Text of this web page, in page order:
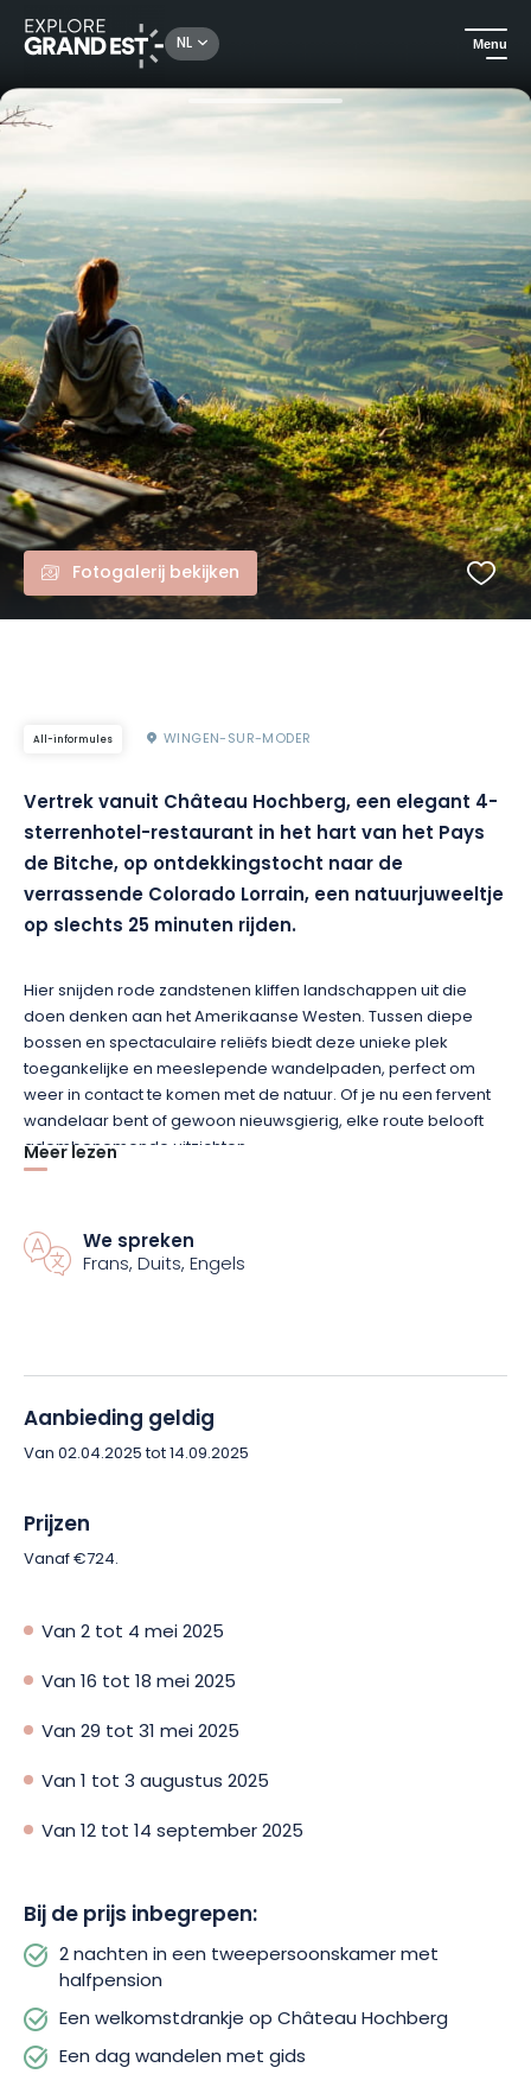
NL Menu
Kijk je ogen uit in de Grand Est Weekendwandeling op Château Hochberg
Fotogalerij bekijken
All-informules WINGEN-SUR-MODER
Vertrek vanuit Château Hochberg, een elegant 4-
sterrenhotel-restaurant in het hart van het Pays
de Bitche, op ontdekkingstocht naar de
verrassende Colorado Lorrain, een natuurjuweeltje
op slechts 25 minuten rijden.
Hier snijden rode zandstenen kliffen landschappen uit die
doen denken aan het Amerikaanse Westen. Tussen diepe
bossen en spectaculaire reliëfs biedt deze unieke plek
toegankelijke en meeslepende wandelpaden, perfect om
weer in contact te komen met de natuur. Of je nu een fervent
wandelaar bent of gewoon nieuwsgierig, elke route belooft
adembenemende uitzichten.
van Château Hochberg. Elegante slaapkamers, een heerlijke
keuken en een rustige omgeving vormen de perfecte
Lotharingen!
Meer lezen
We spreken
Frans, Duits, Engels
Aanbieding geldig
Van 02.04.2025 tot 14.09.2025
Prijzen
Vanaf €724.
Van 2 tot 4 mei 2025
Van 16 tot 18 mei 2025
Van 29 tot 31 mei 2025
Van 1 tot 3 augustus 2025
Van 12 tot 14 september 2025
Bij de prijs inbegrepen:
2 nachten in een tweepersoonskamer met
halfpension
Een welkomstdrankje op Château Hochberg
Een dag wandelen met gids